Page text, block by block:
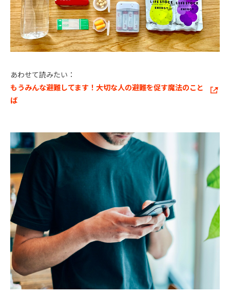
あわせて読みたい：
もうみんな避難してます！大切な人の避難を促す魔法のこと
ば